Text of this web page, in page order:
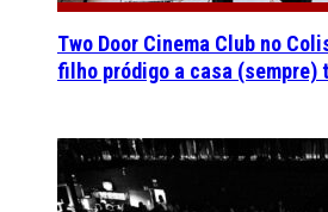
Two Door Cinema Club no
filho pródigo a casa (sempre)